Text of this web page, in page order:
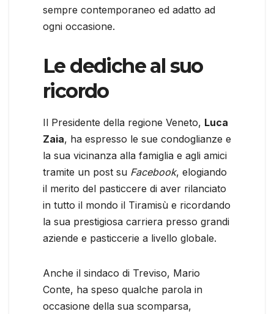
sempre contemporaneo ed adatto ad
ogni occasione.
Le dediche al suo
ricordo
Il Presidente della regione Veneto, Luca
Zaia, ha espresso le sue condoglianze e
la sua vicinanza alla famiglia e agli amici
tramite un post su Facebook, elogiando
il merito del pasticcere di aver rilanciato
in tutto il mondo il Tiramisù e ricordando
la sua prestigiosa carriera presso grandi
aziende e pasticcerie a livello globale.
Anche il sindaco di Treviso, Mario
Conte, ha speso qualche parola in
occasione della sua scomparsa,